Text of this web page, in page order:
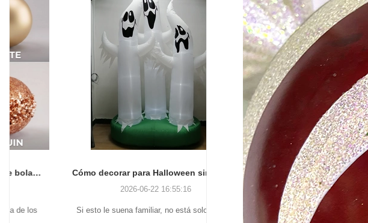
Cómo decorar para Halloween sin perder la cabeza (o el fin de semana)
2026-06-22 16:55:16
Si esto le suena familiar, no está solo. ¿Y las
2026-06-18 17:18:38
Muchos compradores navideños están